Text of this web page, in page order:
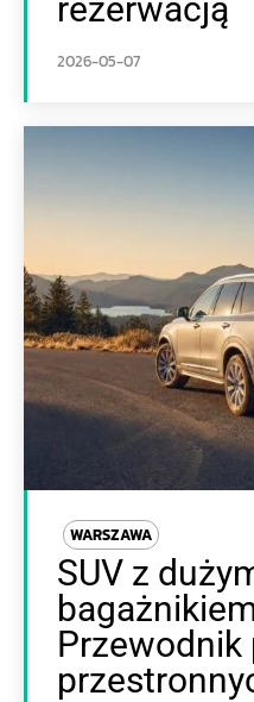
rezerwacją
2026-05-07
WARSZAWA
SUV z
Przewodnik